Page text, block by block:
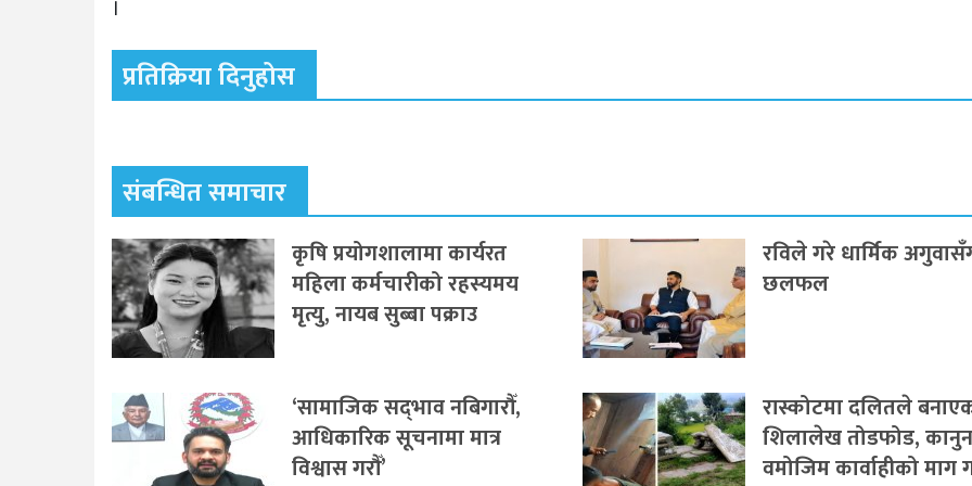
।
प्रतिक्रिया दिनुहोस
संबन्धित समाचार
कृषि प्रयोगशालामा कार्यरत
महिला कर्मचारीको रहस्यमय
मृत्यु, नायब सुब्बा पक्राउ
रविले गरे धार्मिक
छलफल
‘सामाजिक सद्‌भाव नबिगारौँ,
आधिकारिक सूचनामा मात्र
विश्वास गरौँ’
रास्कोटमा दलितले
शिलालेख तोडफोड, कानुन
वमोजिम कार्वाहीको माग